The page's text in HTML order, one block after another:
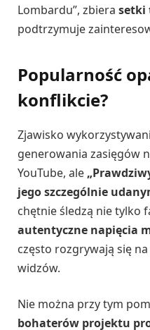
Lombardu”, zbiera setki
podtrzymuje
Popularność
konflikcie?
Zjawisko
generowania zasięgów
YouTube, ale
jego szczególnie
chętnie śledzą nie tylko
autentyczne napięcia
często rozgrywają się
widzów.
Nie można przy tym
bohaterów projektu